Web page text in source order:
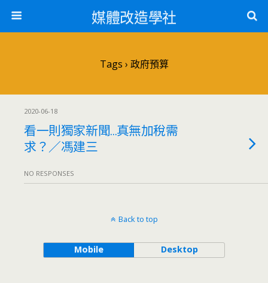
媒體改造學社
Tags › 政府預算
2020-06-18
看一則獨家新聞…真無加稅需
求？／馮建三
NO RESPONSES
Back to top
Mobile Desktop